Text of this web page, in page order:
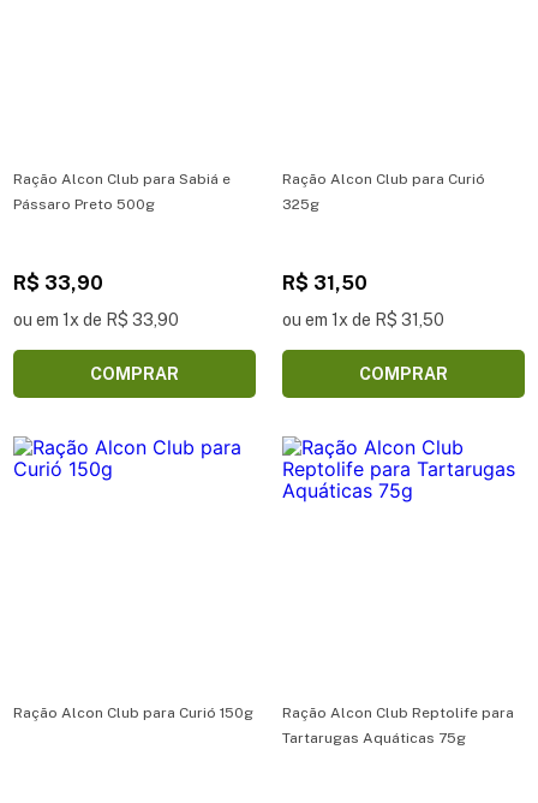
Ração Alcon Club para Sabiá e
Pássaro Preto 500g
R$ 33,90
ou em 1x de R$ 33,90
COMPRAR
Ração Alcon Club para Curió
325g
R$ 31,50
ou em 1x de R$ 31,50
COMPRAR
Ração Alcon Club para Curió 150g
Ração Alcon Club Reptolife para
Tartarugas Aquáticas 75g